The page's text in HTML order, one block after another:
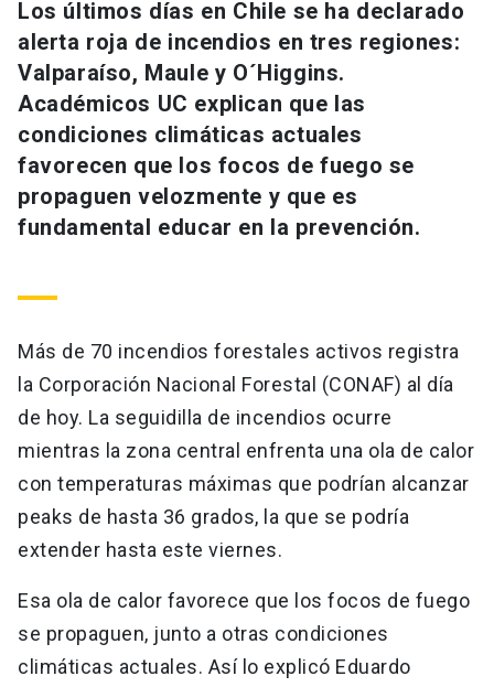
Los últimos días en Chile se ha declarado
alerta roja de incendios en tres regiones:
Valparaíso, Maule y O´Higgins.
Académicos UC explican que las
condiciones climáticas actuales
favorecen que los focos de fuego se
propaguen velozmente y que es
fundamental educar en la prevención.
Más de 70 incendios forestales activos registra
la Corporación Nacional Forestal (CONAF) al día
de hoy. La seguidilla de incendios ocurre
mientras la zona central enfrenta una ola de calor
con temperaturas máximas que podrían alcanzar
peaks de hasta 36 grados, la que se podría
extender hasta este viernes.
Esa ola de calor favorece que los focos de fuego
se propaguen, junto a otras condiciones
climáticas actuales. Así lo explicó Eduardo